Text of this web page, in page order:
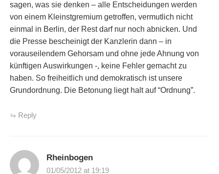
sagen, was sie denken – alle Entscheidungen werden
von einem Kleinstgremium getroffen, vermutlich nicht
einmal in Berlin, der Rest darf nur noch abnicken. Und
die Presse bescheinigt der Kanzlerin dann – in
vorauseilendem Gehorsam und ohne jede Ahnung von
künftigen Auswirkungen -, keine Fehler gemacht zu
haben. So freiheitlich und demokratisch ist unsere
Grundordnung. Die Betonung liegt halt auf “Ordnung”.
Reply
Rheinbogen
01/05/2012 at 19:19